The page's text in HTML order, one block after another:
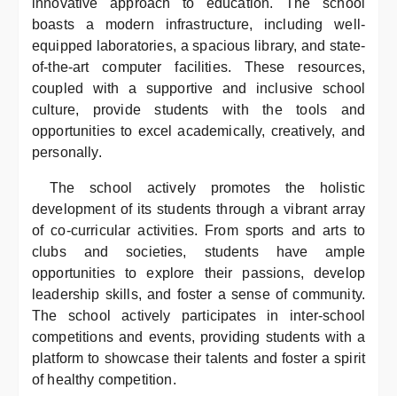
innovative approach to education. The school
boasts a modern infrastructure, including well-
equipped laboratories, a spacious library, and state-
of-the-art computer facilities. These resources,
coupled with a supportive and inclusive school
culture, provide students with the tools and
opportunities to excel academically, creatively, and
personally.
The school actively promotes the holistic
development of its students through a vibrant array
of co-curricular activities. From sports and arts to
clubs and societies, students have ample
opportunities to explore their passions, develop
leadership skills, and foster a sense of community.
The school actively participates in inter-school
competitions and events, providing students with a
platform to showcase their talents and foster a spirit
of healthy competition.